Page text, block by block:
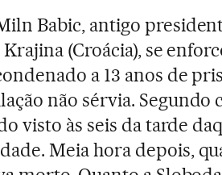
Babic, antigo
(Croácia), se
a 13 anos de
não sérvia. Segundo
visto às seis da tarde
Meia hora depois,